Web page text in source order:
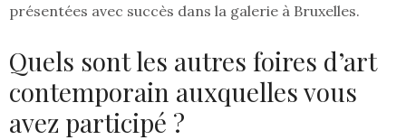
présentées avec succès dans la galerie à Bruxelles.
Quels sont les autres foires d’art
contemporain auxquelles vous
avez participé ?